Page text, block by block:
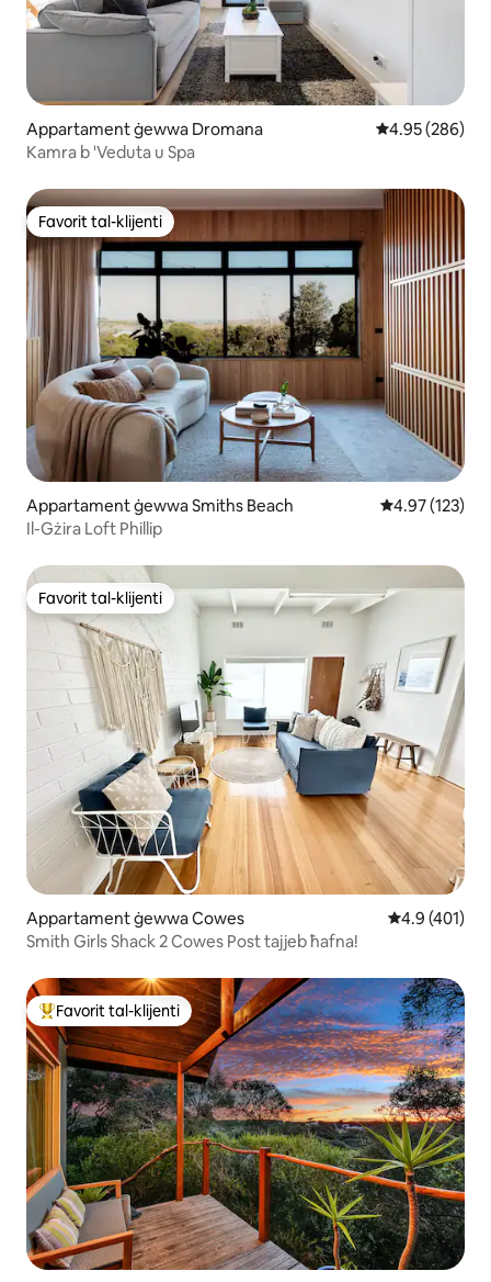
Appartament ġewwa Dromana Rating medju
4.95 (286)
Kamra b 'Veduta u Spa
Favorit tal-klijenti
Favorit tal-klijenti
Appartament ġewwa Smiths Beach Rating medju
4.97 (123)
Il-Gżira Loft Phillip
Favorit tal-klijenti
Favorit tal-klijenti
Appartament ġewwa Cowes Rating
4.9 (401)
Smith Girls Shack 2 Cowes Post tajjeb ħafna!
Wieħed mill-aqwa favoriti tal-klijenti
Favorit tal-klijenti